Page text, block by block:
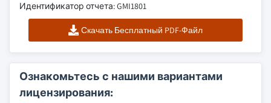
Идентификатор отчета: GMI1801
Скачать Бесплатный PDF-Файл
Ознакомьтесь с нашими вариантами
лицензирования: